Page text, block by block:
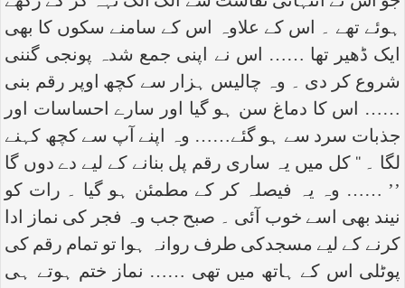
ہوئے تھے ۔ اس کے علاوہ اس کے سامنے سکوں کا بھی
ایک ڈھیر تھا …… اس نے اپنی جمع شدہ پونجی گننی
شروع کر دی ۔ وہ چالیس ہزار سے کچھ اوپر رقم بنی
…… اس کا دماغ سن ہو گیا اور سارے احساسات اور
جذبات سرد سے ہو گئے…… وہ اپنے آپ سے کچھ کہنے
لگا ۔ ‘‘ کل میں یہ ساری رقم پل بنانے کے لیے دے دوں گا
’’ …… وہ یہ فیصلہ کر کے مطمئن ہو گیا ۔ رات کو
نیند بھی اسے خوب آئی ۔ صبح جب وہ فجر کی نماز ادا
کرنے کے لیے مسجدکی طرف روانہ ہوا تو تمام رقم کی
پوٹلی اس کے ہاتھ میں تھی …… نماز ختم ہوتے ہی